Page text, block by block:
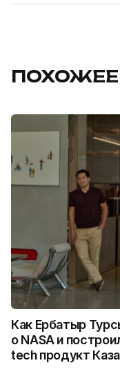
ПОХОЖЕЕ
Как Ербатыр
о NASA и
tech продукт